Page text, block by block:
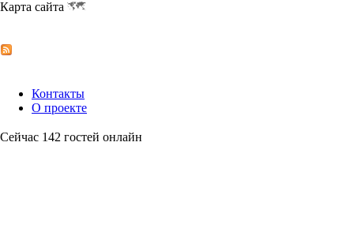
Карта сайта
Контакты
О проекте
Сейчас 142 гостей онлайн